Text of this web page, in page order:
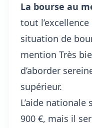
La bourse au
tout
situation de
mention Très
d’aborder
supérieur.
L’aide nationale
900 €, mais il